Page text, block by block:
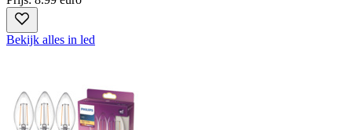
Bekijk alles in led